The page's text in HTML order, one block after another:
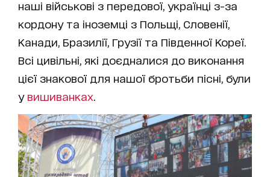
наші військові з передової, українці з-за
кордону та іноземці з Польщі, Словенії,
Канади, Бразилії, Грузії та Південної Кореї.
Всі цивільні, які доєдналися до виконання
цієї знакової для нашої бротьби пісні, були
у вишиванках